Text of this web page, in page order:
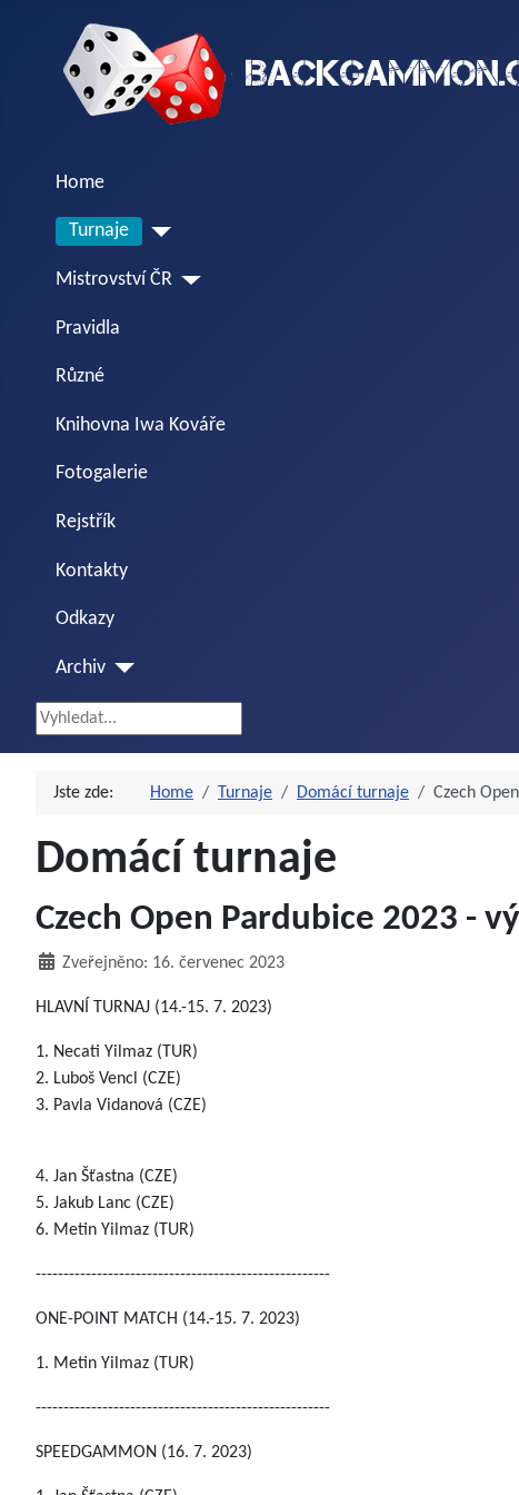
Home
Turnaje
Mistrovství ČR
Pravidla
Různé
Knihovna Iwa Kováře
Fotogalerie
Rejstřík
Kontakty
Odkazy
Archiv
Vyhledávání...
Jste zde: Home Turnaje Domácí turnaje Czech
Domácí turnaje
Czech Open Pardubice 2023 -
Zveřejněno: 16. červenec 2023
HLAVNÍ TURNAJ (14.-15. 7. 2023)
1. Necati Yilmaz (TUR)
2. Luboš Vencl (CZE)
3. Pavla Vidanová (CZE)
4. Jan Šťastna (CZE)
5. Jakub Lanc (CZE)
6. Metin Yilmaz (TUR)
-----------------------------------------------------
ONE-POINT MATCH (14.-15. 7. 2023)
1. Metin Yilmaz (TUR)
-----------------------------------------------------
SPEEDGAMMON (16. 7. 2023)